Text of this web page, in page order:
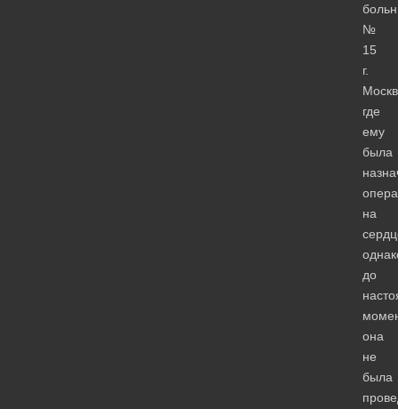
№
15
г.
где
ему
была
на
до
она
не
была